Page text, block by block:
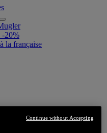
-20%
la française
Continue without Accepting